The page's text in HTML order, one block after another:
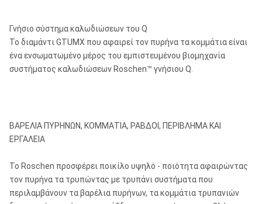
Γνήσιο σύστημα καλωδιώσεων του Q
Το διαμάντι GTUMX που αφαιρεί τον πυρήνα τα κομμάτια είναι
ένα ενσωματωμένο μέρος του εμπιστευμένου βιομηχανία
συστήματος καλωδιώσεων Roschen™ γνήσιου Q.
ΒΑΡΕΛΙΑ ΠΥΡΗΝΩΝ, ΚΟΜΜΑΤΙΑ, ΡΑΒΔΟΙ, ΠΕΡΙΒΛΗΜΑ ΚΑΙ
ΕΡΓΑΛΕΙΑ
Το Roschen προσφέρει ποικίλο υψηλό - ποιότητα αφαιρώντας
τον πυρήνα τα τρυπώντας με τρυπάνι συστήματα που
περιλαμβάνουν τα βαρέλια πυρήνων, τα κομμάτια τρυπανιών